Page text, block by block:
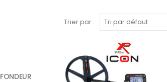
Trier par :